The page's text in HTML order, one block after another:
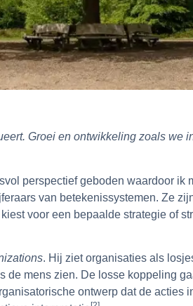
Groei en ontwikkeling zoals we
perspectief geboden waardoor
van betekenissystemen. Ze
voor een bepaalde strategie of
. Hij ziet organisaties als
de mens zien. De losse koppeling
ontwerp dat de acties